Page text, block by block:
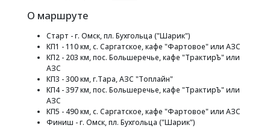
О маршруте
Старт - г. Омск, пл. Бухгольца ("Шарик")
КП1 - 110 км, с. Саргатское, кафе "Фартовое" или АЗС
КП2 - 203 км, пос. Большеречье, кафе "ТрактирЪ" или
АЗС
КП3 - 300 км, г.Тара, АЗС "Топлайн"
КП4 - 397 км, пос. Большеречье, кафе "ТрактирЪ" или
АЗС
КП5 - 490 км, с. Саргатское, кафе "Фартовое" или АЗС
Финиш - г. Омск, пл. Бухгольца ("Шарик")